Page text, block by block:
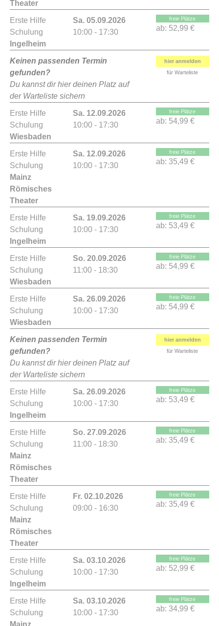
Theater
Erste Hilfe
Schulung
Ingelheim
Sa. 05.09.2026
10:00 - 17:30
freie Plätze
ab: 52,99 €
Keinen passenden Termin
gefunden?
Du kannst dir hier deinen Platz auf
der Warteliste sichern
hier anmelden
für Warteliste
Erste Hilfe
Schulung
Wiesbaden
Sa. 12.09.2026
10:00 - 17:30
freie Plätze
ab: 54,99 €
Erste Hilfe
Schulung
Mainz
Römisches
Theater
Sa. 12.09.2026
10:00 - 17:30
freie Plätze
ab: 35,49 €
Erste Hilfe
Schulung
Ingelheim
Sa. 19.09.2026
10:00 - 17:30
freie Plätze
ab: 53,49 €
Erste Hilfe
Schulung
Wiesbaden
So. 20.09.2026
11:00 - 18:30
freie Plätze
ab: 54,99 €
Erste Hilfe
Schulung
Wiesbaden
Sa. 26.09.2026
10:00 - 17:30
freie Plätze
ab: 54,99 €
Keinen passenden Termin
gefunden?
Du kannst dir hier deinen Platz auf
der Warteliste sichern
hier anmelden
für Warteliste
Erste Hilfe
Schulung
Ingelheim
Sa. 26.09.2026
10:00 - 17:30
freie Plätze
ab: 53,49 €
Erste Hilfe
Schulung
Mainz
Römisches
Theater
So. 27.09.2026
11:00 - 18:30
freie Plätze
ab: 35,49 €
Erste Hilfe
Schulung
Mainz
Römisches
Theater
Fr. 02.10.2026
09:00 - 16:30
freie Plätze
ab: 35,49 €
Erste Hilfe
Schulung
Ingelheim
Sa. 03.10.2026
10:00 - 17:30
freie Plätze
ab: 52,99 €
Erste Hilfe
Schulung
Mainz
Sa. 03.10.2026
10:00 - 17:30
freie Plätze
ab: 34,99 €